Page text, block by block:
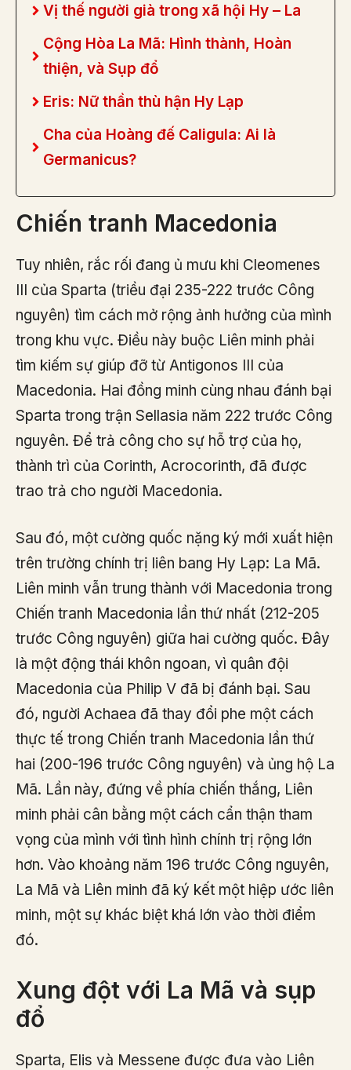
Vị thế người già trong xã hội Hy – La
Cộng Hòa La Mã: Hình thành, Hoàn
thiện, và Sụp đổ
Eris: Nữ thần thù hận Hy Lạp
Cha của Hoàng đế Caligula: Ai là
Germanicus?
Chiến tranh Macedonia
Tuy nhiên, rắc rối đang ủ mưu khi Cleomenes
III của Sparta (triều đại 235-222 trước Công
nguyên) tìm cách mở rộng ảnh hưởng của mình
trong khu vực. Điều này buộc Liên minh phải
tìm kiếm sự giúp đỡ từ Antigonos III của
Macedonia. Hai đồng minh cùng nhau đánh bại
Sparta trong trận Sellasia năm 222 trước Công
nguyên. Để trả công cho sự hỗ trợ của họ,
thành trì của Corinth, Acrocorinth, đã được
trao trả cho người Macedonia.
Sau đó, một cường quốc nặng ký mới xuất hiện
trên trường chính trị liên bang Hy Lạp: La Mã.
Liên minh vẫn trung thành với Macedonia trong
Chiến tranh Macedonia lần thứ nhất (212-205
trước Công nguyên) giữa hai cường quốc. Đây
là một động thái khôn ngoan, vì quân đội
Macedonia của Philip V đã bị đánh bại. Sau
đó, người Achaea đã thay đổi phe một cách
thực tế trong Chiến tranh Macedonia lần thứ
hai (200-196 trước Công nguyên) và ủng hộ La
Mã. Lần này, đứng về phía chiến thắng, Liên
minh phải cân bằng một cách cẩn thận tham
vọng của mình với tình hình chính trị rộng lớn
hơn. Vào khoảng năm 196 trước Công nguyên,
La Mã và Liên minh đã ký kết một hiệp ước liên
minh, một sự khác biệt khá lớn vào thời điểm
đó.
Xung đột với La Mã và sụp
đổ
Sparta, Elis và Messene được đưa vào Liên